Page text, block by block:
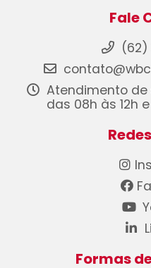
Fale
(62)
Atendimento
das 08h às 12h
Formas